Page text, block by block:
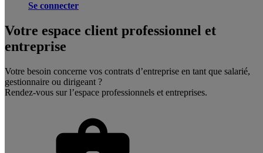
Se connecter
Votre espace client professionnel et
entreprise
Votre besoin concerne vos contrats d’entreprise en tant que salarié,
gestionnaire ou dirigeant ?
Rendez-vous sur l’espace professionnels et entreprises.